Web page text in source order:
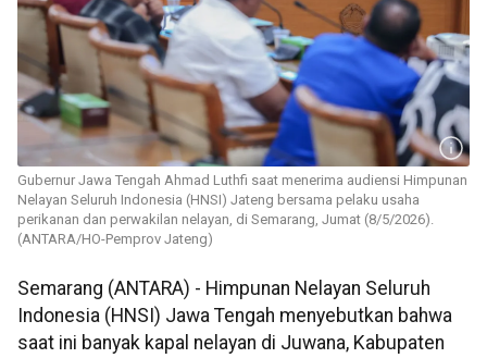
Gubernur Jawa Tengah Ahmad Luthfi saat menerima audiensi Himpunan
Nelayan Seluruh Indonesia (HNSI) Jateng bersama pelaku usaha
perikanan dan perwakilan nelayan, di Semarang, Jumat (8/5/2026).
(ANTARA/HO-Pemprov Jateng)
Semarang (ANTARA) - Himpunan Nelayan Seluruh
Indonesia (HNSI) Jawa Tengah menyebutkan bahwa
saat ini banyak kapal nelayan di Juwana, Kabupaten